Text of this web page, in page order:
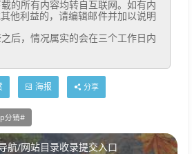
他利益的，请编辑邮件并加以说明
海报 分享
分销
航/网站目录收录提交入口